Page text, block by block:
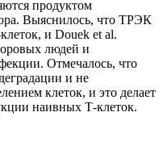
продуктом
Выяснилось, что ТРЭК
и Douek et al.
людей и
Отмечалось, что
и не
клеток, и это делает
наивных Т-клеток.